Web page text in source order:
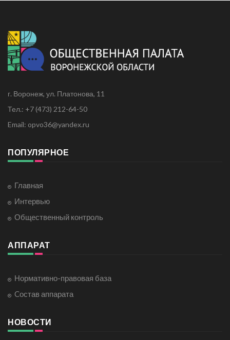
г. Воронеж, ул. Платонова, 11
Тел.: +7 (473) 212-64-50
Email: opvo36@yandex.ru
ПОПУЛЯРНОЕ
Главная
Интервью
Общественный контроль
АППАРАТ
Нормативно-правовая база
Cостав аппарата
НОВОСТИ